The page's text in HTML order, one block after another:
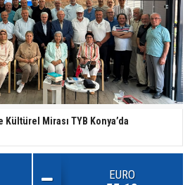
Mirası TYB Konya’da
EURO